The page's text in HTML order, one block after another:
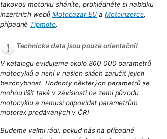
takovou motorku sháníte, prohlédněte si nabídku
inzertních webůMotobazar EU aMotoinzerce,
případně Tipmoto.
Technická data jsou pouze orientační!
V katalogu evidujeme okolo 800 000 parametrů
motocyklů a není v našich silách zaručit jejich
bezchybnost. Hodnoty některých parametrů se
mohou lišit také v závislosti na zemi původu
motocyklu a nemusí odpovídat parametrům
motorek prodávaných v ČR!
Budeme velmi rádi, pokud nás na případné